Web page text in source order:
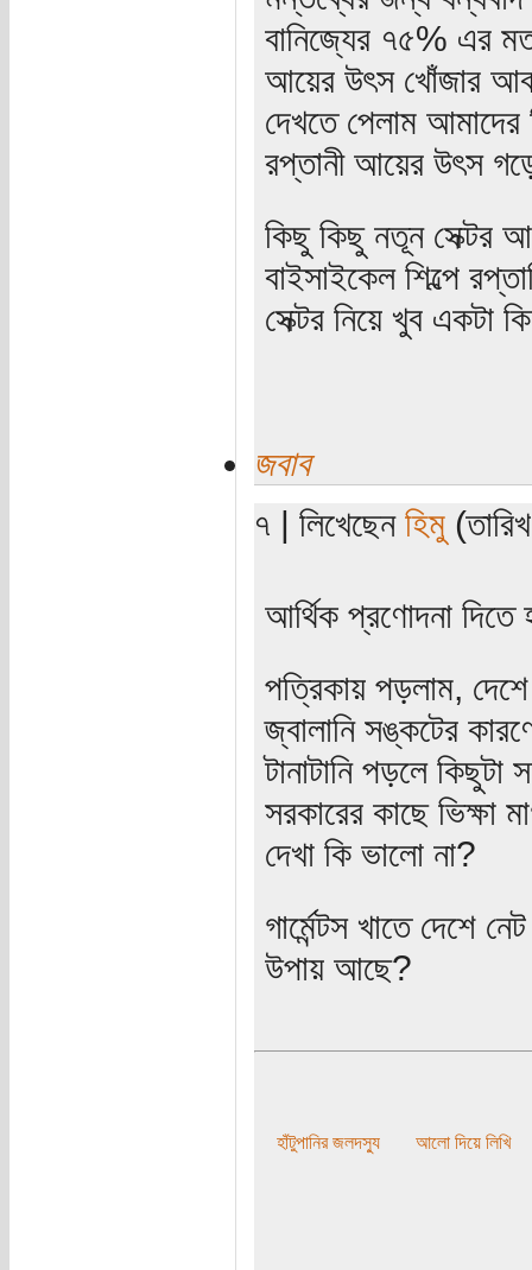
বানিজ্যের ৭৫% এর
আয়ের উৎস খোঁজার
দেখতে পেলাম আমাদের
রপ্তানী আয়ের উৎস
কিছু কিছু নতূন সেক্টর
বাইসাইকেল শিল্পে
সেক্টর নিয়ে খুব একটা
জবাব
৭ | লিখেছেনহিমু
আর্থিক প্রণোদনা
পত্রিকায় পড়লাম, দেশে
জ্বালানি সঙ্কটের
টানাটানি পড়লে কিছুটা
সরকারের কাছে ভিক্ষা
দেখা কি ভালো না?
গার্মেন্টস খাতে দেশে
উপায় আছে?
হাঁটুপানির জলদস্যু আলো দিয়ে লিখি